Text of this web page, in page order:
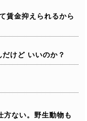
賃金抑えられるから
だけど いいのか？
方ない。野生動物も